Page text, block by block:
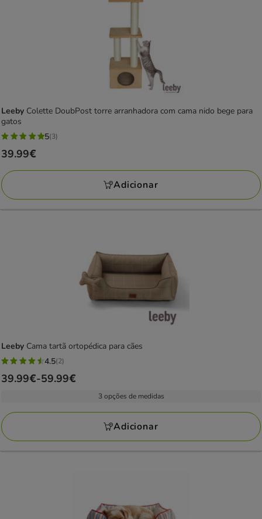
Leeby Colette DoubPost torre arranhadora com cama nido bege para
gatos
5
estrelas
com
3
avaliações
5(3)
Preço
39.99€
39.99€
Adicionar
Leeby Cama tartã ortopédica para cães
4.5
estrelas
avaliações
4.5(2)
Preço
a
59.99€
39.99€-59.99€
3 opções de medidas
Adicionar